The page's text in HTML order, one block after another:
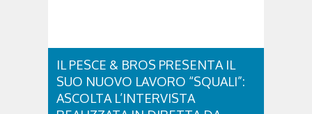
..
IL PESCE & BROS PRESENTA IL
SUO NUOVO LAVORO “SQUALI”:
ASCOLTA L’INTERVISTA